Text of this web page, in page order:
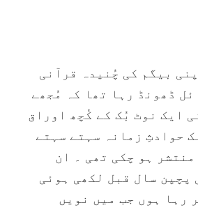
بيگم کی چُنيدہ قرآنی
ڈھونڈ رہا تھا کہ مُجھے
ايک نوٹ بُک کے کُچھ اوراق
حوادثِ زمانہ سہتے سہتے
ہو چکی تھی ۔ ان
پچپن سال قبل لکھی ہوئی
رہا ہوں جب ميں نويں